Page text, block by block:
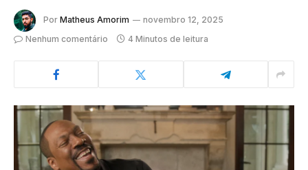
Por Matheus Amorim
novembro 12, 2025
Nenhum comentário
4 Minutos de leitura